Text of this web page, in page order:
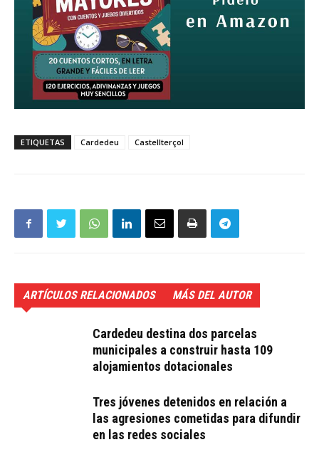
ETIQUETAS Cardedeu Castellterçol
ARTÍCULOS RELACIONADOS MÁS DEL AUTOR
Cardedeu destina dos parcelas
municipales a construir hasta 109
alojamientos dotacionales
Tres jóvenes detenidos en relación a
las agresiones cometidas para difundir
en las redes sociales